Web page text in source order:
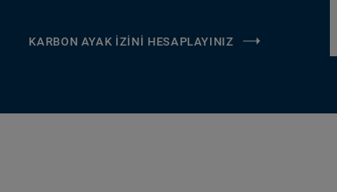
KARBON AYAK İZINI HESAPLAYINIZ